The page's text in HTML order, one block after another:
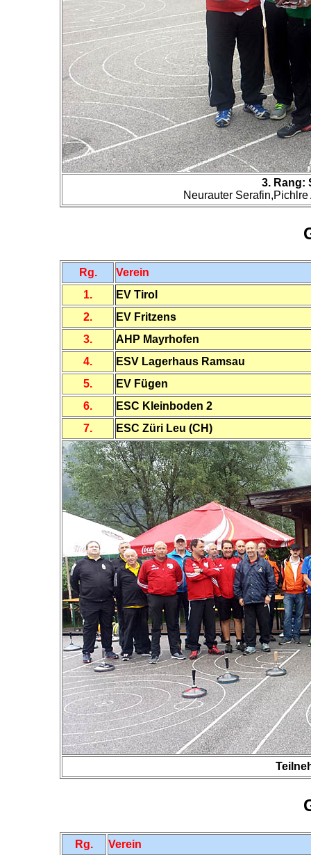
3. Rang:
Neurauter
Rg.
Verein
1.
EV Tirol
2.
EV Fritzens
3.
AHP Mayrhofen
4.
ESV Lagerhaus Ramsau
5.
EV Fügen
6.
ESC Kleinboden 2
7.
ESC Züri Leu (CH)
Rg. Verein